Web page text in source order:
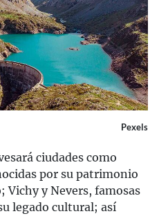
Pexels
ciudades como
por su patrimonio
y Nevers, famosas
legado cultural; así